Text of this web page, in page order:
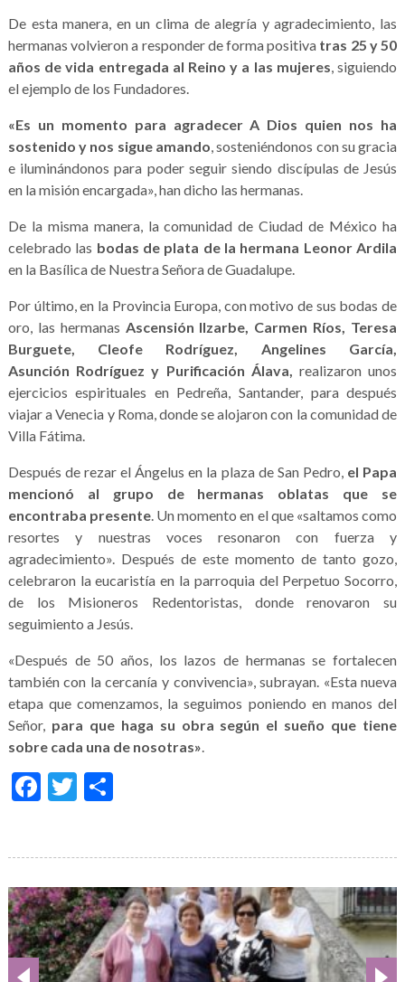
De esta manera, en un clima de alegría y agradecimiento, las
hermanas volvieron a responder de forma positiva tras 25 y 50
años de vida entregada al Reino y a las mujeres, siguiendo
el ejemplo de los Fundadores.
«Es un momento para agradecer A Dios quien nos ha
sostenido y nos sigue amando, sosteniéndonos con su gracia
e iluminándonos para poder seguir siendo discípulas de Jesús
en la misión encargada», han dicho las hermanas.
De la misma manera, la comunidad de Ciudad de México ha
celebrado las bodas de plata de la hermana Leonor Ardila
en la Basílica de Nuestra Señora de Guadalupe.
Por último, en la Provincia Europa, con motivo de sus bodas de
oro, las hermanas Ascensión Ilzarbe, Carmen Ríos, Teresa
Burguete, Cleofe Rodríguez, Angelines García,
Asunción Rodríguez y Purificación Álava, realizaron unos
ejercicios espirituales en Pedreña, Santander, para después
viajar a Venecia y Roma, donde se alojaron con la comunidad de
Villa Fátima.
Después de rezar el Ángelus en la plaza de San Pedro, el Papa
mencionó al grupo de hermanas oblatas que se
encontraba presente. Un momento en el que «saltamos como
resortes y nuestras voces resonaron con fuerza y
agradecimiento». Después de este momento de tanto gozo,
celebraron la eucaristía en la parroquia del Perpetuo Socorro,
de los Misioneros Redentoristas, donde renovaron su
seguimiento a Jesús.
«Después de 50 años, los lazos de hermanas se fortalecen
también con la cercanía y convivencia», subrayan. «Esta nueva
etapa que comenzamos, la seguimos poniendo en manos del
Señor, para que haga su obra según el sueño que tiene
sobre cada una de nosotras».
Facebook
Twitter
Compartir
de
imágenes